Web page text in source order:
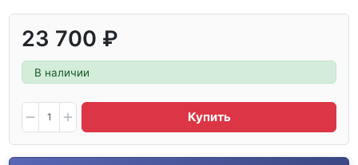
23 700 ₽
В наличии
Купить